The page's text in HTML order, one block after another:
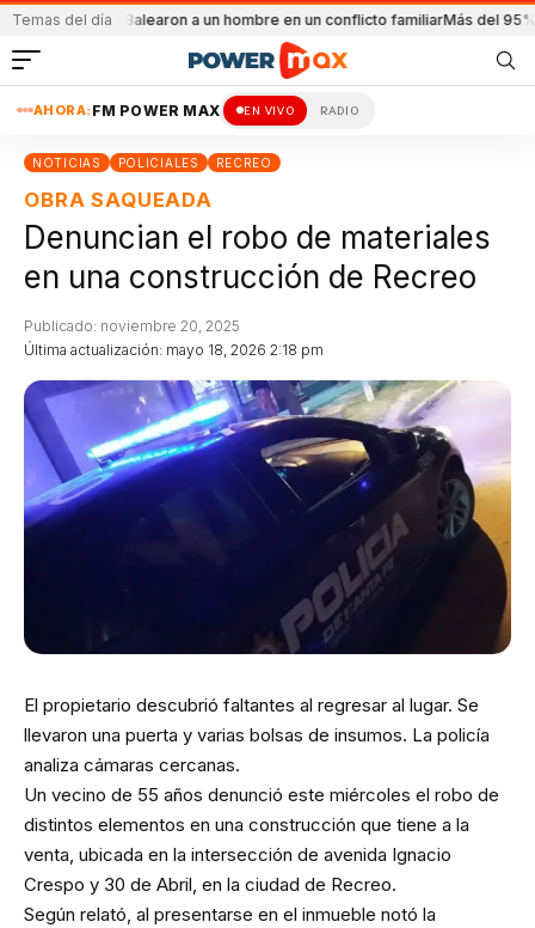
Temas del día
un niñoBalearon a un hombre en un conflicto familiarMás del 95% de los
AHORA: FM POWER MAX EN VIVO RADIO
NOTICIAS POLICIALES RECREO
OBRA SAQUEADA
Denuncian el robo de materiales
en una construcción de Recreo
Última actualización: mayo 18, 2026 2:18 pm
Publicado: noviembre 20, 2025
El propietario descubrió faltantes al regresar al lugar. Se
llevaron una puerta y varias bolsas de insumos. La policía
analiza cámaras cercanas.
Un vecino de 55 años denunció este miércoles el robo de
distintos elementos en una construcción que tiene a la
venta, ubicada en la intersección de avenida Ignacio
Crespo y 30 de Abril, en la ciudad de Recreo.
Según relató, al presentarse en el inmueble notó la